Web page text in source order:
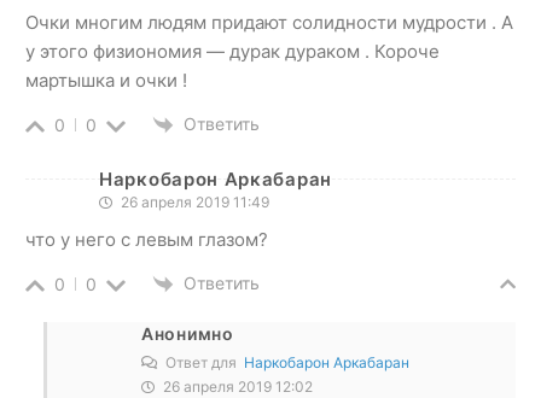
Очки многим людям придают солидности мудрости . А
у этого физиономия — дурак дураком . Короче
мартышка и очки !
0 0 Ответить
Наркобарон Аркабаран
26 апреля 2019 11:49
что у него с левым глазом?
0 0 Ответить
Анонимно
Ответ для Наркобарон Аркабаран
26 апреля 2019 12:02